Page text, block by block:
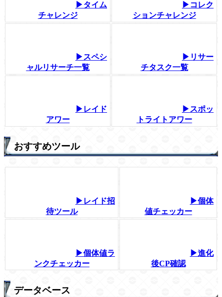
▶タイム
チャレンジ
▶コレク
ションチャレンジ
▶スペシ
ャルリサーチ一覧
▶リサー
チタスク一覧
▶レイド
アワー
▶スポッ
トライトアワー
おすすめツール
▶レイド招
待ツール
▶個体
値チェッカー
▶個体値ラ
ンクチェッカー
▶進化
後CP確認
データベース